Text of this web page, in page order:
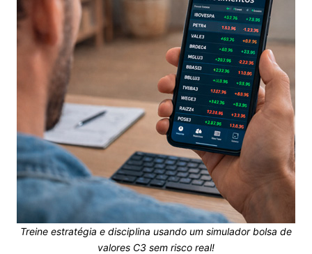
Treine estratégia e disciplina usando um simulador bolsa de
valores C3 sem risco real!